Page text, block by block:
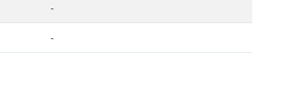
-
-